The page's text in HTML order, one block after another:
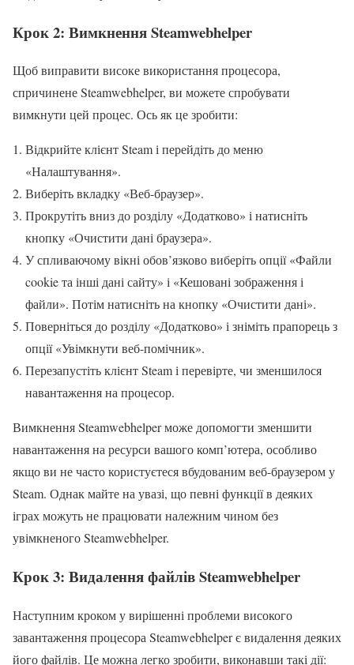
Крок 2: Вимкнення Steamwebhelper
Щоб виправити високе використання процесора,
спричинене Steamwebhelper, ви можете спробувати
вимкнути цей процес. Ось як це зробити:
Відкрийте клієнт Steam і перейдіть до меню
«Налаштування».
Виберіть вкладку «Веб-браузер».
Прокрутіть вниз до розділу «Додатково» і натисніть
кнопку «Очистити дані браузера».
У спливаючому вікні обов’язково виберіть опції «Файли
cookie та інші дані сайту» і «Кешовані зображення і
файли». Потім натисніть на кнопку «Очистити дані».
Поверніться до розділу «Додатково» і зніміть прапорець з
опції «Увімкнути веб-помічник».
Перезапустіть клієнт Steam і перевірте, чи зменшилося
навантаження на процесор.
Вимкнення Steamwebhelper може допомогти зменшити
навантаження на ресурси вашого комп’ютера, особливо
якщо ви не часто користуєтеся вбудованим веб-браузером у
Steam. Однак майте на увазі, що певні функції в деяких
іграх можуть не працювати належним чином без
увімкненого Steamwebhelper.
Крок 3: Видалення файлів Steamwebhelper
Наступним кроком у вирішенні проблеми високого
завантаження процесора Steamwebhelper є видалення деяких
його файлів. Це можна легко зробити, виконавши такі дії: